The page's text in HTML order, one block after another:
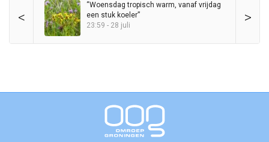
< >
“Woensdag tropisch warm, vanaf vrijdag
een stuk koeler”
23:59 - 28 juli